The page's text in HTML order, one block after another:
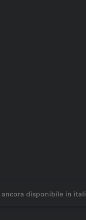
Protezione dei dati
disponibile in italiano.